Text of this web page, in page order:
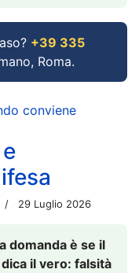
+39 335
Roma.
conviene
29 Luglio 2026
domanda è se il
il vero: falsità